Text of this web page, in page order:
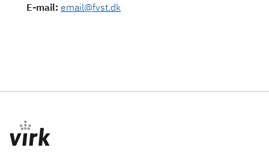
E-mail: email@fvst.dk